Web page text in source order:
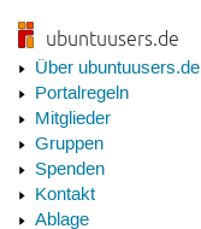
ubuntuusers.de
Über ubuntuusers.de
Portalregeln
Mitglieder
Gruppen
Spenden
Kontakt
Ablage